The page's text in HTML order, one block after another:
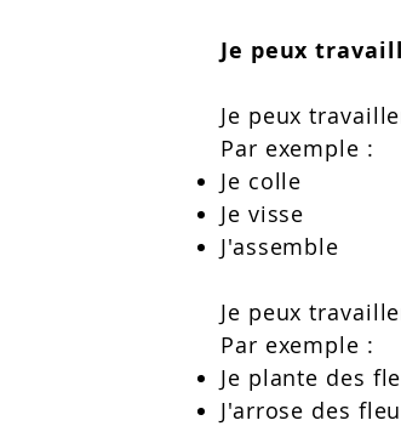
Je peux
Je peux
Par exemple :
Je colle
Je visse
J'assemble
Je peux
Par exemple :
Je plante des
J'arrose des